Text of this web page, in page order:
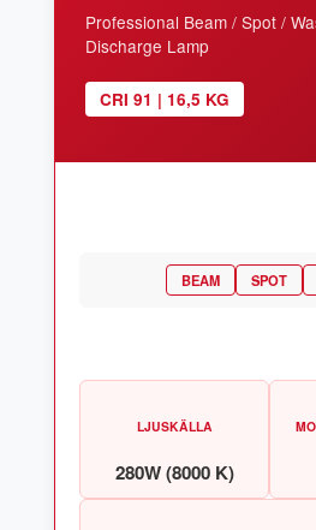
Professional Beam / Spot /
Discharge Lamp
CRI 91 | 16,5 KG
BEAM SPOT
LJUSKÄLLA
280W (8000 K)